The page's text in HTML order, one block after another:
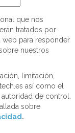
que nos
tratados por
web para responder
nuestros
limitación,
así como el
de control.
sobre
.